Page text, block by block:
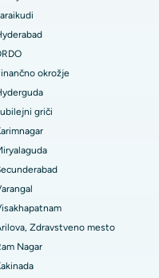
Indoreju
v Kakinadi
Road v Kolkati
Belapurja v Navi
okrožje
griči
Zdravstveno mesto
Nagar